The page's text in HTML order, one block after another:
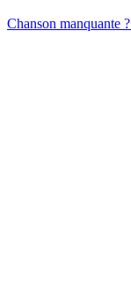
Chanson manquante